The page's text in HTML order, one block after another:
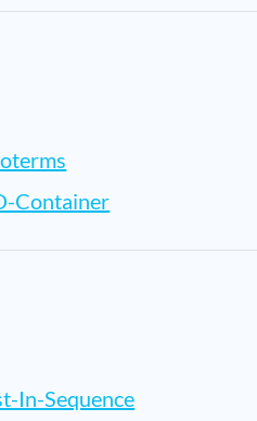
Container
In-Sequence